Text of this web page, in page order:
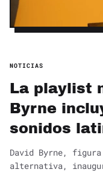
NOTICIAS
La playlist
Byrne
sonidos
David Byrne,
alternativa,